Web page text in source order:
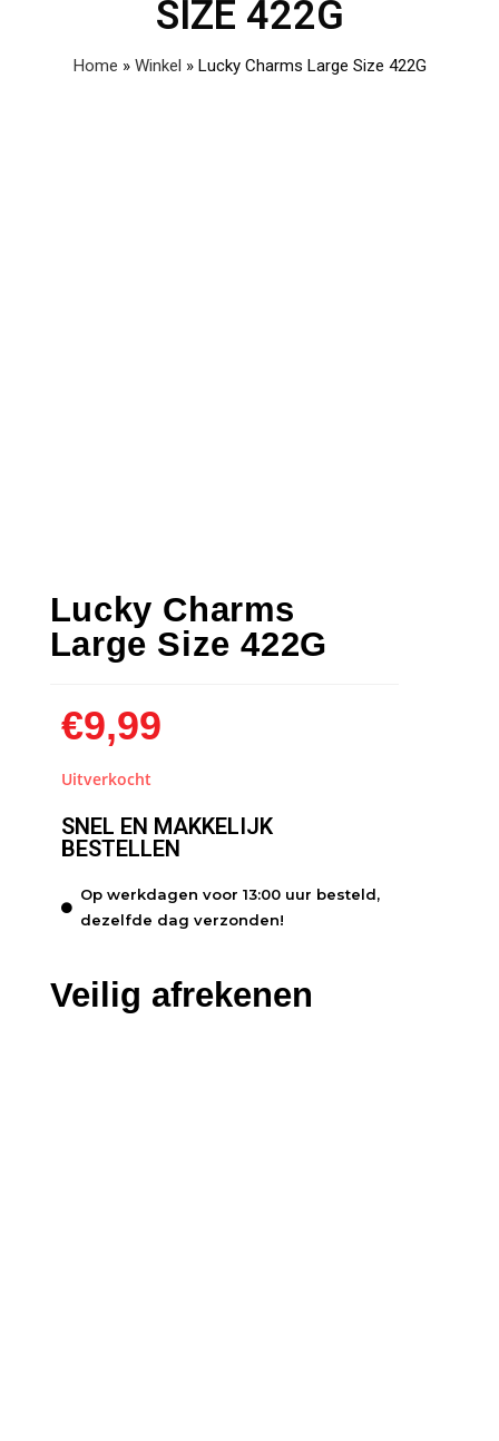
SIZE 422G
Home » Winkel » Lucky Charms Large Size 422G
Lucky Charms
Large Size 422G
€9,99
Uitverkocht
SNEL EN MAKKELIJK
BESTELLEN
Op werkdagen voor 13:00 uur besteld,
dezelfde dag verzonden!
Veilig afrekenen